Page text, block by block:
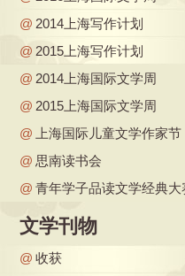
@ 2014上海写作计划
@ 2015上海写作计划
@ 2014上海国际文学周
@ 2015上海国际文学周
@
上海国际儿童文学作家节
@ 思南读书会
@ 青年学子品读文学经典大
文学刊物
@ 收获